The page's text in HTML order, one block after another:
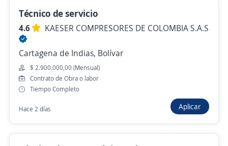
Ya viste todas las ofertas de "mecanico diesel"
Director Posventa
VEHICOSTA S.A.S
Cartagena de Indias, Bolívar
Técnico de servicio
4.6 KAESER COMPRESORES DE COLOMBIA S.A.S
Cartagena de Indias, Bolívar
$ 2.900.000,00 (Mensual)
Contrato de Obra o labor
Tiempo Completo
Hace 2 días Aplicar